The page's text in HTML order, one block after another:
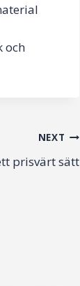
och
NEXT
prisvärt sätt